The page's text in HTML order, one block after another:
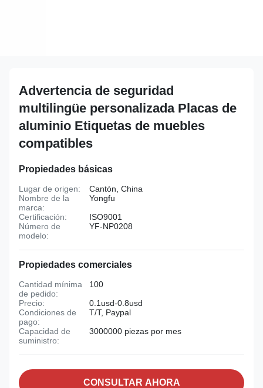
Advertencia de seguridad
multilingüe personalizada Placas de
aluminio Etiquetas de muebles
compatibles
Propiedades básicas
Lugar de origen:
Cantón, China
Nombre de la
marca:
Yongfu
Certificación:
ISO9001
Número de
modelo:
YF-NP0208
Propiedades comerciales
Cantidad mínima
de pedido:
100
Precio:
0.1usd-0.8usd
Condiciones de
pago:
T/T, Paypal
Capacidad de
suministro:
3000000 piezas por mes
CONSULTAR AHORA